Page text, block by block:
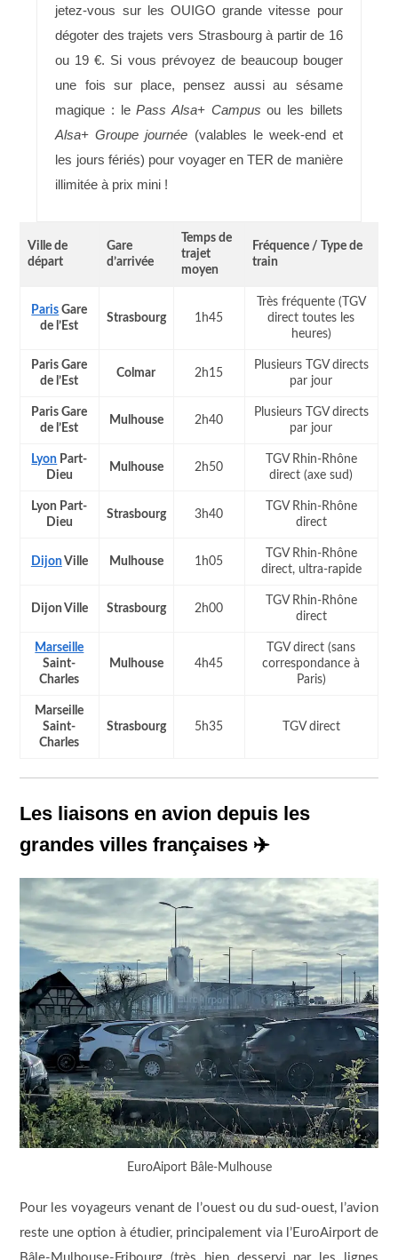
jetez-vous sur les OUIGO grande vitesse pour
dégoter des trajets vers Strasbourg à partir de 16
ou 19 €. Si vous prévoyez de beaucoup bouger
une fois sur place, pensez aussi au sésame
magique : lePass Alsa+ Campus ou les billets
Alsa+ Groupe journée (valables le week-end et
les jours fériés) pour voyager en TER de manière
illimitée à prix mini !
Ville de
départ
Gare
d’arrivée
Temps de
trajet
moyen
Fréquence / Type de
train
Paris Gare
de l’Est
Strasbourg 1h45
Très fréquente (TGV
direct toutes les
heures)
Paris Gare
de l’Est
Colmar 2h15
Plusieurs TGV directs
par jour
Paris Gare
de l’Est
Mulhouse 2h40
Plusieurs TGV directs
par jour
Lyon Part-
Dieu
Mulhouse 2h50
TGV Rhin-Rhône
direct (axe sud)
Lyon Part-
Dieu
Strasbourg 3h40
TGV Rhin-Rhône
direct
DijonVille Mulhouse 1h05
TGV Rhin-Rhône
direct, ultra-rapide
Dijon Ville Strasbourg 2h00
TGV Rhin-Rhône
direct
Marseille
Saint-
Charles
Mulhouse 4h45
TGV direct (sans
correspondance à
Paris)
Marseille
Saint-
Charles
Strasbourg 5h35 TGV direct
Les liaisons en avion depuis les
grandes villes françaises ✈️
EuroAiport Bâle-Mulhouse
Pour les voyageurs venant de l’ouest ou du sud-ouest, l’avion
reste une option à étudier, principalement via l’EuroAirport de